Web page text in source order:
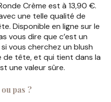
Crème est à 13,90 €.
une telle qualité de
Disponible en ligne sur le
vous dire que c’est un
vous cherchez un blush
de tête, et qui tient dans la
une valeur sûre.
pas ?